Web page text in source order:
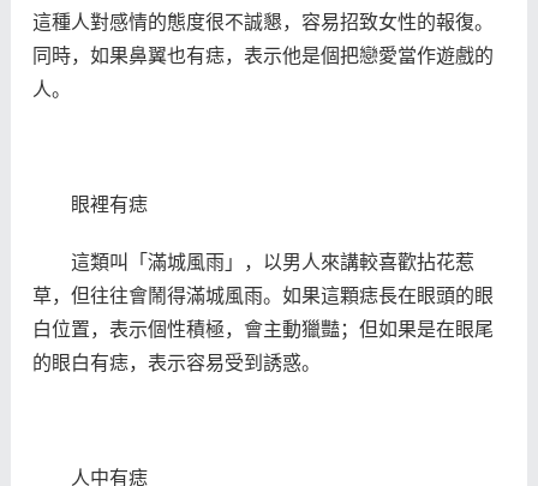
這種人對感情的態度很不誠懇，容易招致女性的報復。
同時，如果鼻翼也有痣，表示他是個把戀愛當作遊戲的
人。
眼裡有痣
這類叫「滿城風雨」，以男人來講較喜歡拈花惹
草，但往往會鬧得滿城風雨。如果這顆痣長在眼頭的眼
白位置，表示個性積極，會主動獵豔；但如果是在眼尾
的眼白有痣，表示容易受到誘惑。
人中有痣